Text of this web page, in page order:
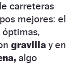
carreteras
mejores: el
gravilla y en
algo